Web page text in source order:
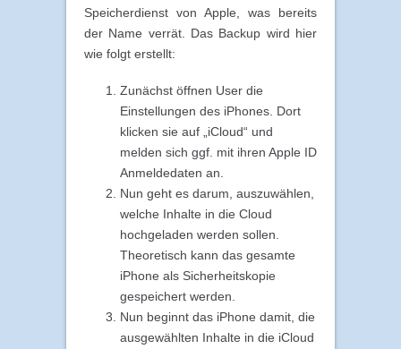
Speicherdienst von Apple, was bereits
der Name verrät. Das Backup wird hier
wie folgt erstellt:
Zunächst öffnen User die
Einstellungen des iPhones. Dort
klicken sie auf „iCloud“ und
melden sich ggf. mit ihren Apple ID
Anmeldedaten an.
Nun geht es darum, auszuwählen,
welche Inhalte in die Cloud
hochgeladen werden sollen.
Theoretisch kann das gesamte
iPhone als Sicherheitskopie
gespeichert werden.
Nun beginnt das iPhone damit, die
ausgewählten Inhalte in die iCloud